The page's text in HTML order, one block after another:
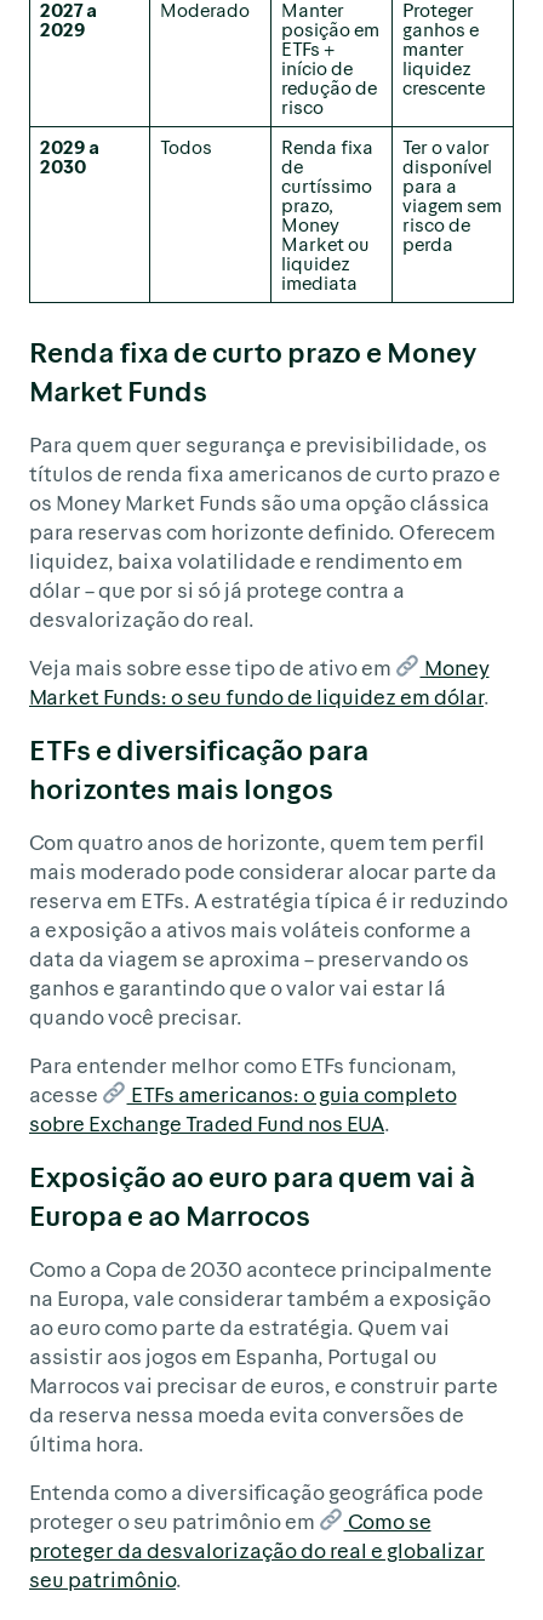
2027 a
2029
Moderado
Manter
posição em
ETFs +
início de
redução de
risco
Proteger
ganhos e
manter
liquidez
crescente
2029 a
2030
Todos
Renda fixa
de
curtíssimo
prazo,
Money
Market ou
liquidez
imediata
Ter o valor
disponível
para a
viagem sem
risco de
perda
Renda fixa de curto prazo e Money
Market Funds
Para quem quer segurança e previsibilidade, os
títulos de renda fixa americanos de curto prazo e
os Money Market Funds são uma opção clássica
para reservas com horizonte definido. Oferecem
liquidez, baixa volatilidade e rendimento em
dólar – que por si só já protege contra a
desvalorização do real.
Veja mais sobre esse tipo de ativo em
Money
Market Funds: o seu fundo de liquidez em dólar.
ETFs e diversificação para
horizontes mais longos
Com quatro anos de horizonte, quem tem perfil
mais moderado pode considerar alocar parte da
reserva em ETFs. A estratégia típica é ir reduzindo
a exposição a ativos mais voláteis conforme a
data da viagem se aproxima – preservando os
ganhos e garantindo que o valor vai estar lá
quando você precisar.
Para entender melhor como ETFs funcionam,
acesse
ETFs americanos: o guia completo
sobre Exchange Traded Fund nos EUA.
Exposição ao euro para quem vai à
Europa e ao Marrocos
Como a Copa de 2030 acontece principalmente
na Europa, vale considerar também a exposição
ao euro como parte da estratégia. Quem vai
assistir aos jogos em Espanha, Portugal ou
Marrocos vai precisar de euros, e construir parte
da reserva nessa moeda evita conversões de
última hora.
Entenda como a diversificação geográfica pode
proteger o seu patrimônio em
Como se
proteger da desvalorização do real e globalizar
seu patrimônio.